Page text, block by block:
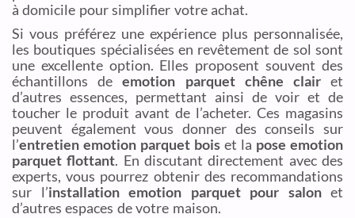
à domicile pour simplifier votre achat.
Si vous préférez une expérience plus personnalisée,
les boutiques spécialisées en revêtement de sol sont
une excellente option. Elles proposent souvent des
échantillons deemotion parquet chêne clairet
d’autres essences, permettant ainsi de voir et de
toucher le produit avant de l’acheter. Ces magasins
peuvent également vous donner des conseils sur
l’entretien emotion parquet bois et la pose emotion
parquet flottant. En discutant directement avec des
experts, vous pourrez obtenir des recommandations
sur l’installation emotion parquet pour salonet
d’autres espaces de votre maison.